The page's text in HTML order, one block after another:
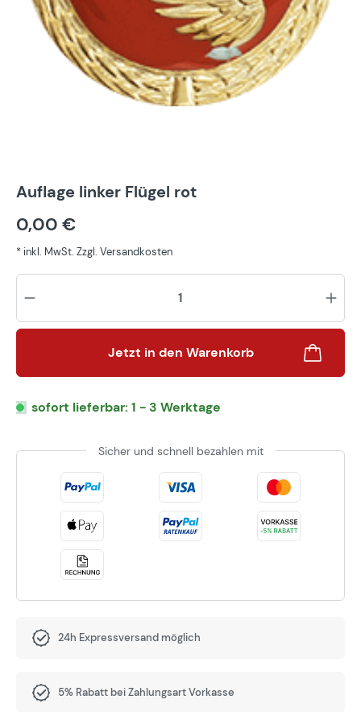
Auflage linker Flügel rot
0,00 €
* inkl. MwSt. Zzgl. Versandkosten
Jetzt in den Warenkorb
sofort lieferbar: 1 - 3 Werktage
Sicher und schnell bezahlen mit
24h Expressversand möglich
5% Rabatt bei Zahlungsart Vorkasse